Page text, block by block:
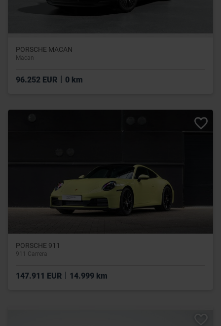
PORSCHE MACAN
Macan
96.252 EUR | 0 km
PORSCHE 911
911 Carrera
147.911 EUR 14.999 km